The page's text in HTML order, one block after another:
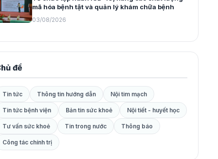
mã hóa bệnh tật và quản lý khám chữa bệnh
03/08/2026
đề
Tin tức Thông tin hướng dẫn Nội tim mạch
Tin tức bệnh viện Bản tin sức khoẻ Nội tiết - huyết học
Tư vấn sức khoẻ Tin trong nước Thông báo
Công tác chính trị